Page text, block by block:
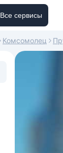
Все сервисы
Комсомолец